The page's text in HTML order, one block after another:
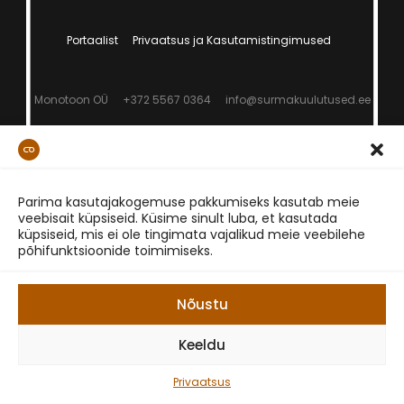
Parima kasutajakogemuse pakkumiseks kasutab meie
veebisait küpsiseid. Küsime sinult luba, et kasutada
küpsiseid, mis ei ole tingimata vajalikud meie veebilehe
põhifunktsioonide toimimiseks.
Nõustu
Keeldu
Privaatsus
Portaalist Privaatsus ja Kasutamistingimused
Monotoon OÜ +372 5567 0364 info@surmakuulutused.ee